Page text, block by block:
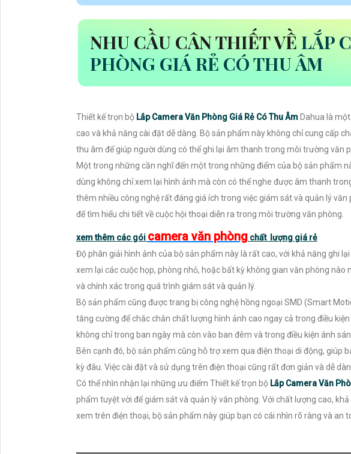
NHU CẦU CÂN THIẾT VỀ LẮP
PHÒNG GIÁ RẺ CÓ THU ÂM
Thiết kế trọn bộ Lắp Camera Văn Phòng Giá Rẻ Có Thu Âm Dahua là
cao và khả năng cài đặt dễ dàng. Bộ sản phẩm này không chỉ cung cấp
thu âm để giúp người dùng có thể ghi lại âm thanh trong môi trường văn
Một trong những cần nghĩ đến một trong những điểm của bộ sản phẩm
dùng không chỉ xem lại hình ảnh mà còn có thể nghe được âm thanh
thêm nhiều công nghệ rất đáng giá ích trong việc giám sát và quản lý
để tìm hiểu chi tiết về cuộc hội thoại diễn ra trong môi trường văn phòng.
xem thêm các gói camera văn phòng chất lượng giá rẻ
Độ phân giải hình ảnh của bộ sản phẩm này là rất cao, với khả năng ghi
xem lại các cuộc họp, phòng nhỏ, hoặc bất kỳ không gian văn phòng
và chính xác trong quá trình giám sát và quản lý.
Bộ sản phẩm cũng được trang bị công nghệ hồng ngoại SMD (Smart
tăng cường để chắc chắn chất lượng hình ảnh cao ngay cả trong điều kiện
không chỉ trong ban ngày mà còn vào ban đêm và trong điều kiện ánh
Bên cạnh đó, bộ sản phẩm cũng hỗ trợ xem qua điện thoại di động, giúp
kỳ đâu. Việc cài đặt và sử dụng trên điện thoại cũng rất đơn giản và dễ
Có thể nhìn nhận lại những ưu điểm Thiết kế trọn bộ Lắp Camera Văn
phẩm tuyệt vời để giám sát và quản lý văn phòng. Với chất lượng cao,
xem trên điện thoại, bộ sản phẩm này giúp bạn có cái nhìn rõ ràng và an